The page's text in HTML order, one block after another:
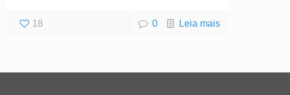
18 0 Leia mais